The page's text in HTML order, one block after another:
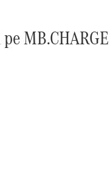
MB.CHARGE